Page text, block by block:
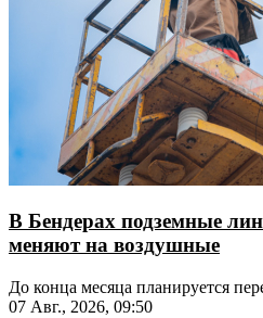
В Бендерах подземные
меняют на воздушные
До конца месяца планируется
07 Авг., 2026, 09:50